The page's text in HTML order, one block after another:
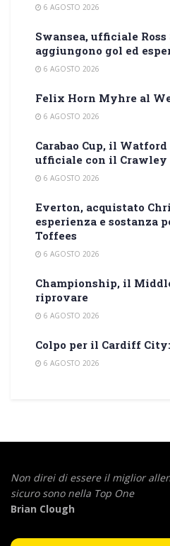
6 AGOSTO 2026
Swansea, ufficiale
aggiungono gol ed
6 AGOSTO 2026
Felix Horn Myhre al
6 AGOSTO 2026
Carabao Cup, il
ufficiale con il Crawley
6 AGOSTO 2026
Everton, acquistato
esperienza e sostanza
Toffees
6 AGOSTO 2026
Championship, il
riprovare
6 AGOSTO 2026
Colpo per il Cardiff
6 AGOSTO 2026
Non direi di essere il miglior
sicuro sono nella Top One
Brian Clough